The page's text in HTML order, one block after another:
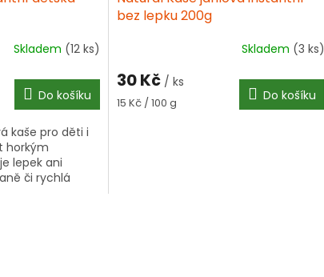
Skladem (12 ks)
Do košíku
kaše pro děti i
horkým
lepek ani
či rychlá
bez lepku 200g
Skladem (3 ks)
30 Kč / ks
Měrná
15 Kč / 100 g Do košíku